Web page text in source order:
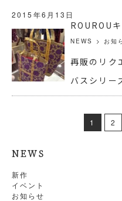
NEWS
新作
イベント
お知らせ
2015年6月13日
ROUROU
NEWS > お知
再販のリク
バスシリ
1 2